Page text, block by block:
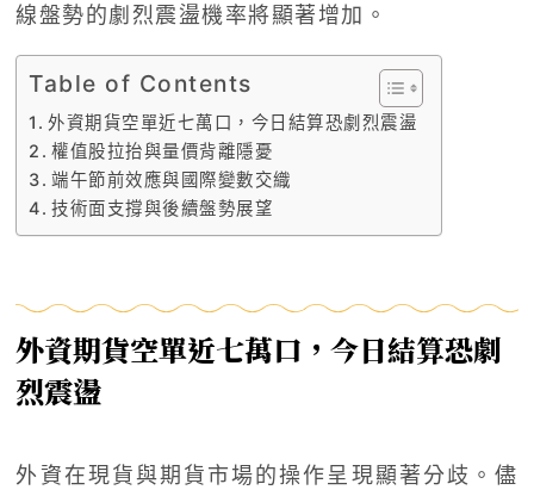
線盤勢的劇烈震盪機率將顯著增加。
Table of Contents
外資期貨空單近七萬口，今日結算恐劇烈震盪
權值股拉抬與量價背離隱憂
端午節前效應與國際變數交織
技術面支撐與後續盤勢展望
外資期貨空單近七萬口，今日結算恐劇
烈震盪
外資在現貨與期貨市場的操作呈現顯著分歧。儘